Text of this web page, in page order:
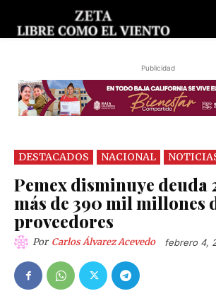
Publicidad
DESTACADOS NACIONAL
Pemex disminuye deuda
más de 390 mil millones
proveedores
Por Carlos Álvarez Acevedo febrero 4,